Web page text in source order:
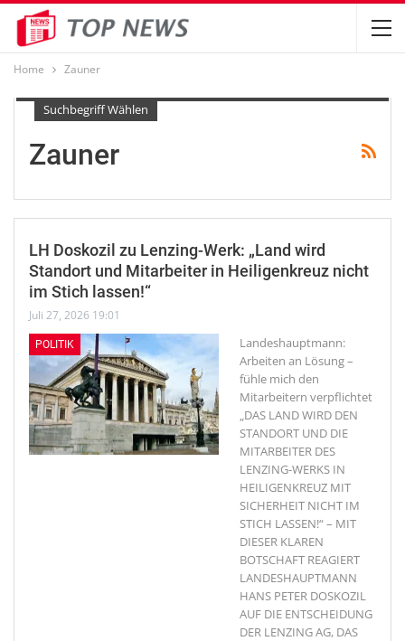
Home Zauner
Suchbegriff Wählen
Zauner
LH Doskozil zu Lenzing-Werk: „Land wird
Standort und Mitarbeiter in Heiligenkreuz nicht
im Stich lassen!“
Juli 27, 2026 19:01
POLITIK
Landeshauptmann:
Arbeiten an Lösung –
fühle mich den
Mitarbeitern verpflichtet
„DAS LAND WIRD DEN
STANDORT UND DIE
MITARBEITER DES
LENZING-WERKS IN
HEILIGENKREUZ MIT
SICHERHEIT NICHT IM
STICH LASSEN!“ – MIT
DIESER KLAREN
BOTSCHAFT REAGIERT
LANDESHAUPTMANN
HANS PETER DOSKOZIL
AUF DIE ENTSCHEIDUNG
DER LENZING AG, DAS